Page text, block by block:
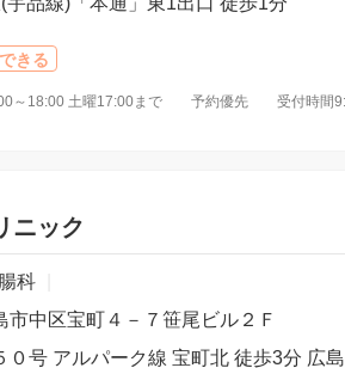
きる
ニック
科
市中区宝町４－７笹尾ビル２Ｆ